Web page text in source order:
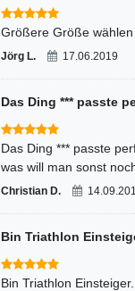
Größere Größe
Jörg L. 17.06.2019
Das Ding *** passte
Das Ding *** passte
was will man sonst
Christian D.
Bin Triathlon
Bin Triathlon